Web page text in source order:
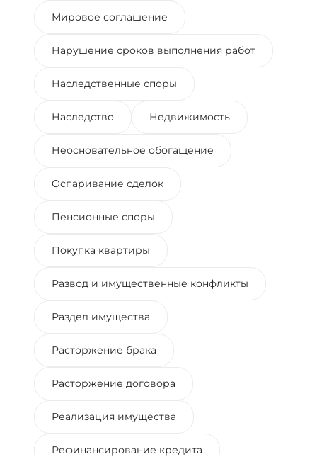
Мировое соглашение
Нарушение сроков выполнения работ
Наследственные споры
Наследство Недвижимость
Неосновательное обогащение
Оспаривание сделок
Пенсионные споры
Покупка квартиры
Развод и имущественные конфликты
Раздел имущества
Расторжение брака
Расторжение договора
Реализация имущества
Рефинансирование кредита